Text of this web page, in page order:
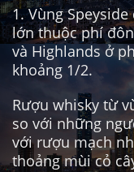
1. Vùng
lớn thuộc phí
và Highlands ở
khoảng 1/2.
Rượu whisky từ
so với những
với rượu mạch
thoảng mùi cỏ